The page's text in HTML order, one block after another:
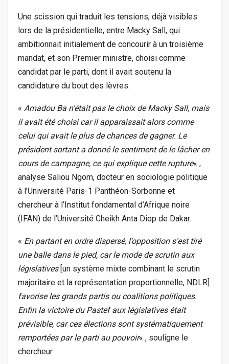
Une scission qui traduit les tensions, déjà visibles
lors de la présidentielle, entre Macky Sall, qui
ambitionnait initialement de concourir à un troisième
mandat, et son Premier ministre, choisi comme
candidat par le parti, dont il avait soutenu la
candidature du bout des lèvres.
« Amadou Ba n’était pas le choix de Macky Sall, mais
il avait été choisi car il apparaissait alors comme
celui qui avait le plus de chances de gagner. Le
président sortant a donné le sentiment de le lâcher en
cours de campagne, ce qui explique cette rupture« ,
analyse Saliou Ngom, docteur en sociologie politique
à l’Université Paris-1 Panthéon-Sorbonne et
chercheur à l’Institut fondamental d’Afrique noire
(IFAN) de l’Université Cheikh Anta Diop de Dakar.
« En partant en ordre dispersé, l’opposition s’est tiré
une balle dans le pied, car le mode de scrutin aux
législatives[un système mixte combinant le scrutin
majoritaire et la représentation proportionnelle, NDLR]
favorise les grands partis ou coalitions politiques.
Enfin la victoire du Pastef aux législatives était
prévisible, car ces élections sont systématiquement
remportées par le parti au pouvoir« , souligne le
chercheur.